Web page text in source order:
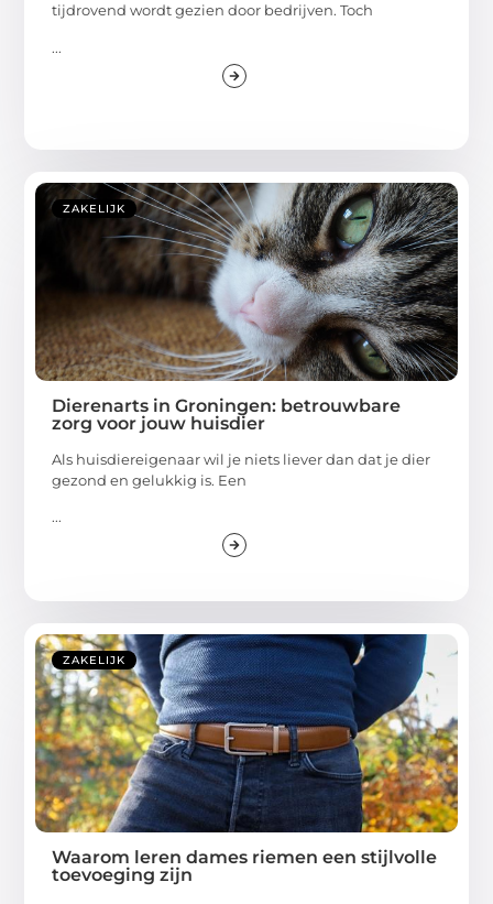
tijdrovend wordt gezien door bedrijven. Toch
...
ZAKELIJK
Dierenarts in Groningen: betrouwbare
zorg voor jouw huisdier
Als huisdiereigenaar wil je niets liever dan dat je dier
gezond en gelukkig is. Een
...
ZAKELIJK
Waarom leren dames riemen een stijlvolle
toevoeging zijn